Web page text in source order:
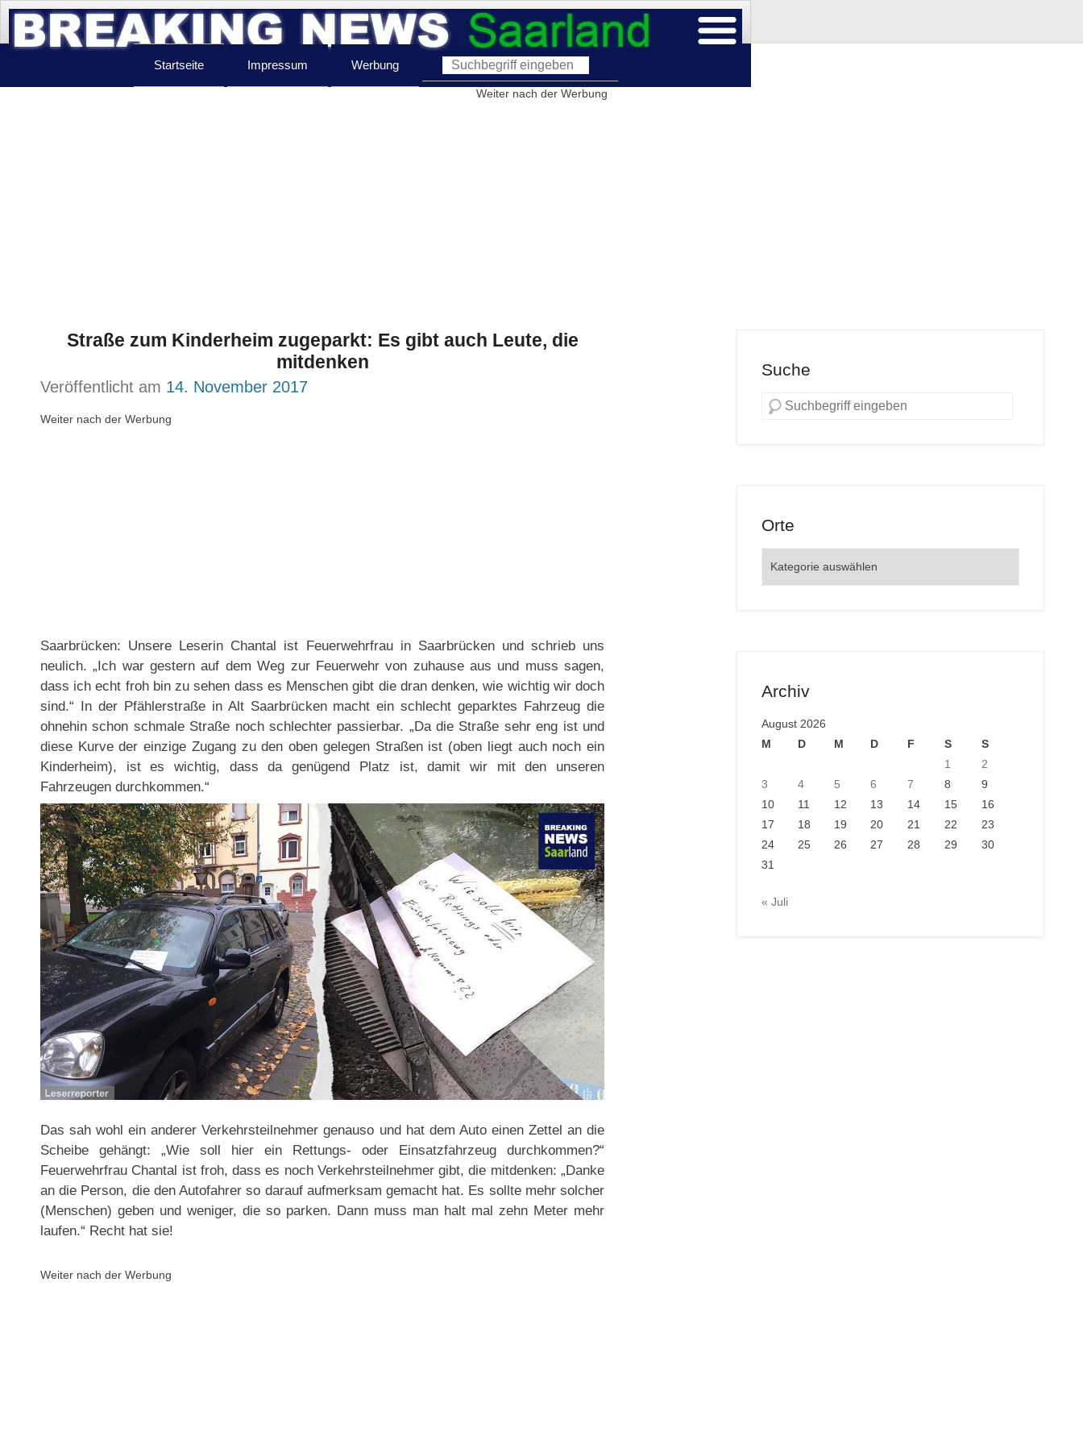
Startseite Impressum Werbung
Weiter nach der Werbung
Straße zum Kinderheim zugeparkt: Es gibt auch Leute, die
mitdenken
Veröffentlicht am 14. November 2017
Weiter nach der Werbung
Saarbrücken: Unsere Leserin Chantal ist Feuerwehrfrau in Saarbrücken und schrieb uns
neulich. „Ich war gestern auf dem Weg zur Feuerwehr von zuhause aus und muss sagen,
dass ich echt froh bin zu sehen dass es Menschen gibt die dran denken, wie wichtig wir doch
sind.“ In der Pfählerstraße in Alt Saarbrücken macht ein schlecht geparktes Fahrzeug die
ohnehin schon schmale Straße noch schlechter passierbar. „Da die Straße sehr eng ist und
diese Kurve der einzige Zugang zu den oben gelegen Straßen ist (oben liegt auch noch ein
Kinderheim), ist es wichtig, dass da genügend Platz ist, damit wir mit den unseren
Fahrzeugen durchkommen.“
Das sah wohl ein anderer Verkehrsteilnehmer genauso und hat dem Auto einen Zettel an die
Scheibe gehängt: „Wie soll hier ein Rettungs- oder Einsatzfahrzeug durchkommen?“
Feuerwehrfrau Chantal ist froh, dass es noch Verkehrsteilnehmer gibt, die mitdenken: „Danke
an die Person, die den Autofahrer so darauf aufmerksam gemacht hat. Es sollte mehr solcher
(Menschen) geben und weniger, die so parken. Dann muss man halt mal zehn Meter mehr
laufen.“ Recht hat sie!
Weiter nach der Werbung
Suche
Orte
Archiv
August 2026
M
D M D F S
S
1
2
3
4 5 6 7 8
9
10
11 12 13 14 15
16
17
18 19 20 21 22
23
24
25 26 27 28 29
30
31
« Juli